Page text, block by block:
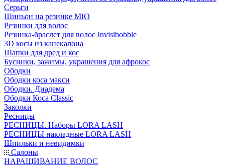
Серьги
Шиньон на резинке MIO
Резинки для волос
Резинка-браслет для волос Invisibobble
3D косы из канекалона
Шапки для дред и кос
Бусинки, зажимы, украшения для афрокос
Ободки
Ободки коса макси
Ободки. Диадема
Ободки Коса Classic
Заколки
Ресницы
РЕСНИЦЫ. Наборы LORA LASH
РЕСНИЦЫ накладные LORA LASH
Шпильки и невидимки
Салоны
НАРАЩИВАНИЕ ВОЛОС